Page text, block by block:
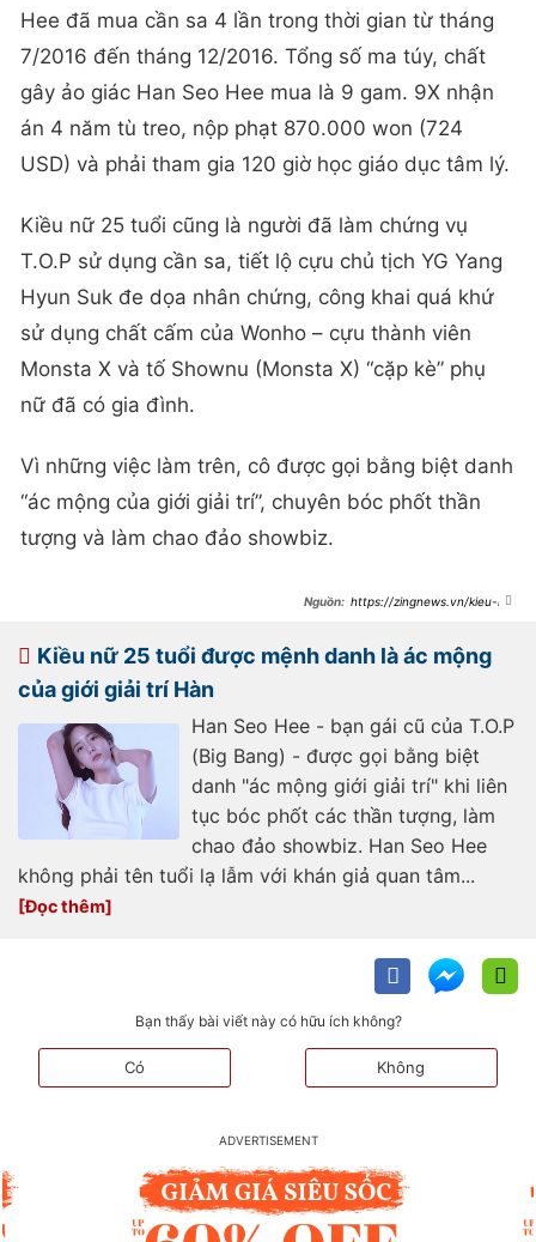
Hee đã mua cần sa 4 lần trong thời gian từ tháng
7/2016 đến tháng 12/2016. Tổng số ma túy, chất
gây ảo giác Han Seo Hee mua là 9 gam. 9X nhận
án 4 năm tù treo, nộp phạt 870.000 won (724
USD) và phải tham gia 120 giờ học giáo dục tâm lý.
Kiều nữ 25 tuổi cũng là người đã làm chứng vụ
T.O.P sử dụng cần sa, tiết lộ cựu chủ tịch YG Yang
Hyun Suk đe dọa nhân chứng, công khai quá khứ
sử dụng chất cấm của Wonho – cựu thành viên
Monsta X và tố Shownu (Monsta X) “cặp kè” phụ
nữ đã có gia đình.
Vì những việc làm trên, cô được gọi bằng biệt danh
“ác mộng của giới giải trí”, chuyên bóc phốt thần
tượng và làm chao đảo showbiz.
https://zingnews.vn/kieu-nu-
post1105371.html
Kiều nữ 25 tuổi được mệnh danh là ác mộng
của giới giải trí Hàn
Han Seo Hee - bạn gái cũ của T.O.P
(Big Bang) - được gọi bằng biệt
danh "ác mộng giới giải trí" khi liên
tục bóc phốt các thần tượng, làm
chao đảo showbiz. Han Seo Hee
không phải tên tuổi lạ lẫm với khán giả quan tâm...
Bạn thấy bài viết này có hữu ích không?
Có Không